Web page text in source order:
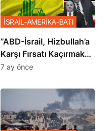
​​​​​​​”ABD-İsrail, Hizbullah’a
Karşı Fırsatı Kaçırmak
İstemiyor”
İSRAİL-AMERİKA-BATI
7 ay önce